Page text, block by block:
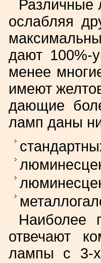
Различные
ослабляя
дают 100%-
менее
имеют
дающие
ламп даны
Наиболее
отвечают
лампы с 3-